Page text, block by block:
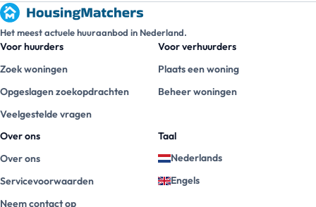
Het meest actuele huuraanbod in Nederland.
Voor huurders
Zoek woningen
Opgeslagen zoekopdrachten
Veelgestelde vragen
Voor verhuurders
Plaats een woning
Beheer woningen
Over ons
Over ons
Servicevoorwaarden
Neem contact op
Taal
Nederlands
Engels